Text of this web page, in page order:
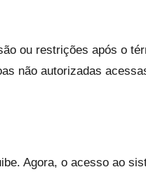
ou restrições após o
não autorizadas
Agora, o acesso ao